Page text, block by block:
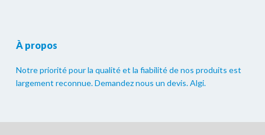
À propos
Notre priorité pour la qualité et la fiabilité de nos produits est
largement reconnue. Demandez nous un devis. Algi.